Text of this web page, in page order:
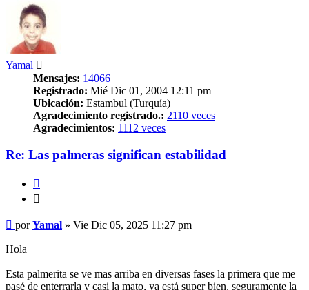
Yamal
Mensajes: 14066
Registrado: Mié Dic 01, 2004 12:11 pm
Ubicación: Estambul (Turquía)
Agradecimiento registrado.: 2110 veces
Agradecimientos: 1112 veces
Re: Las palmeras significan estabilidad
Mensaje
porYamal » Vie Dic 05, 2025 11:27 pm
Hola
Esta palmerita se ve mas arriba en diversas fases la primera que me
pasé de enterrarla y casi la mato, ya está super bien, seguramente la